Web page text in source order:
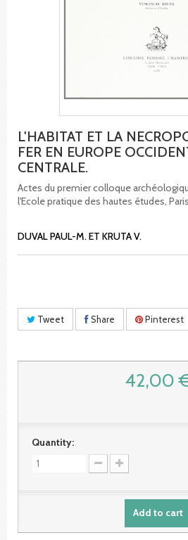
L'HABITAT ET LA
FER EN EUROPE
CENTRALE.
Actes du premier colloque
l'Ecole pratique des hautes études,
DUVAL PAUL-M. ET KRUTA V.
Tweet Share Pinterest
42,00
Quantity:
Add to cart